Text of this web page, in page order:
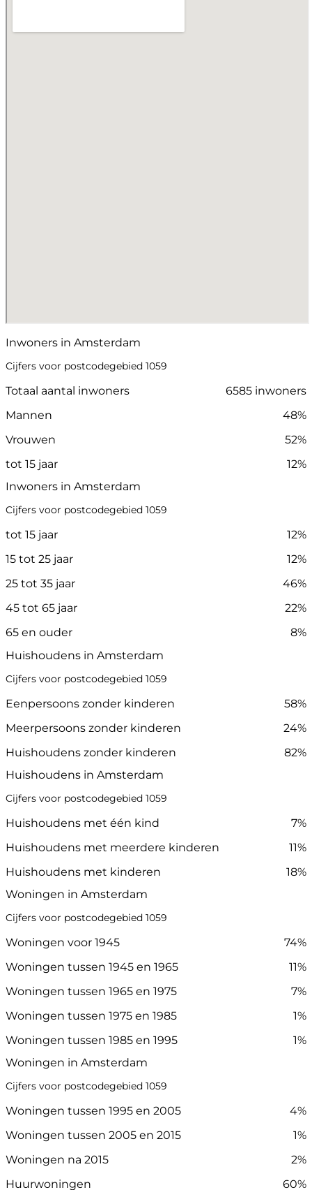
Inwoners in Amsterdam
Cijfers voor postcodegebied 1059
Totaal aantal inwoners
6585 inwoners
Mannen
48%
Vrouwen
52%
tot 15 jaar
12%
Inwoners in Amsterdam
Cijfers voor postcodegebied 1059
tot 15 jaar
12%
15 tot 25 jaar
12%
25 tot 35 jaar
46%
45 tot 65 jaar
22%
65 en ouder
8%
Huishoudens in Amsterdam
Cijfers voor postcodegebied 1059
Eenpersoons zonder kinderen
58%
Meerpersoons zonder kinderen
24%
Huishoudens zonder kinderen
82%
Huishoudens in Amsterdam
Cijfers voor postcodegebied 1059
Huishoudens met één kind
7%
Huishoudens met meerdere kinderen
11%
Huishoudens met kinderen
18%
Woningen in Amsterdam
Cijfers voor postcodegebied 1059
Woningen voor 1945
74%
Woningen tussen 1945 en 1965
11%
Woningen tussen 1965 en 1975
7%
Woningen tussen 1975 en 1985
1%
Woningen tussen 1985 en 1995
1%
Woningen in Amsterdam
Cijfers voor postcodegebied 1059
Woningen tussen 1995 en 2005
4%
Woningen tussen 2005 en 2015
1%
Woningen na 2015
2%
Huurwoningen
60%